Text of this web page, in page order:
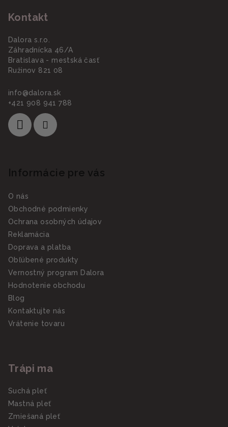
Kontakt
Dalora s.r.o.
Záhradnícka 46/A
Bratislava - mestská časť
Ružinov 821 08
info@dalora.sk
+421 908 941 788
Informácie pre vás
O nás
Obchodné podmienky
Ochrana osobných údajov
Reklamácia
Doprava a platba
Obľúbené produkty
Vernostný program Dalora
Hodnotenie obchodu
Blog
Kontaktujte nás
Vrátenie tovaru
Trápi ma
Suchá pleť
Mastná pleť
Zmiešaná pleť